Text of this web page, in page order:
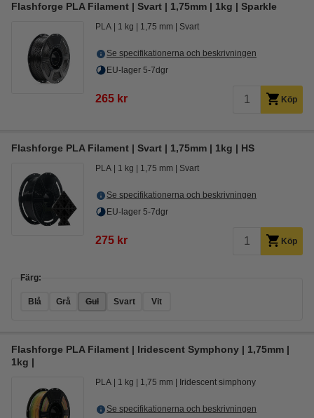
Flashforge PLA Filament | Svart | 1,75mm | 1kg | Sparkle
PLA 1 kg 1,75 mm Svart
Se specifikationerna och beskrivningen
EU-lager 5-7dgr
265 kr Köp
Flashforge PLA Filament | Svart | 1,75mm | 1kg | HS
PLA 1 kg 1,75 mm Svart
Se specifikationerna och beskrivningen
EU-lager 5-7dgr
275 kr Köp
Färg:
Blå Grå Gul Svart Vit
Flashforge PLA Filament | Iridescent Symphony | 1,75mm |
1kg |
PLA 1 kg 1,75 mm Iridescent simphony
Se specifikationerna och beskrivningen